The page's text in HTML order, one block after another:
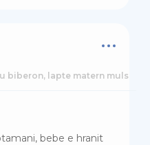
biberon, lapte matern muls
bebe e hranit